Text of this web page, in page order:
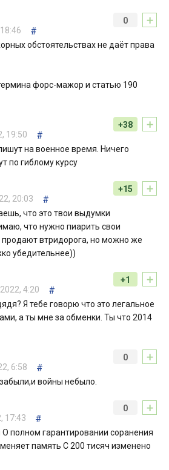
+
0
#
обстоятельствах не даёт права
форс-мажор и статью 190
+
+38
19:50
#
на военное время. Ничего
по гиблому курсу
+
+15
20:03
#
что это твои выдумки
что нужно пиарить свои
продают втридорога, но можно же
убедительнее))
+
+1
4:20
#
Я тебе говорю что это легальное
а ты мне за обменки. Ты что 2014
+
0
6:58
#
войны небыло.
+
0
17:43
#
О полном гарантировании соранения
память С 200 тисяч изменено